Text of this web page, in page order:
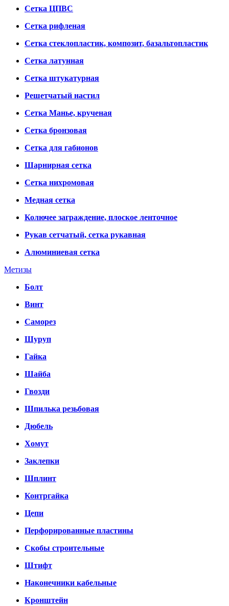
Сетка ЦПВС
Сетка рифленая
Сетка стеклопластик, композит, базальтопластик
Сетка латунная
Сетка штукатурная
Решетчатый настил
Сетка Манье, крученая
Сетка бронзовая
Сетка для габионов
Шарнирная сетка
Сетка нихромовая
Медная сетка
Колючее заграждение, плоское ленточное
Рукав сетчатый, сетка рукавная
Алюминиевая сетка
Метизы
Болт
Винт
Саморез
Шуруп
Гайка
Шайба
Гвозди
Шпилька резьбовая
Дюбель
Хомут
Заклепки
Шплинт
Контргайка
Цепи
Перфорированные пластины
Скобы строительные
Штифт
Наконечники кабельные
Кронштейн